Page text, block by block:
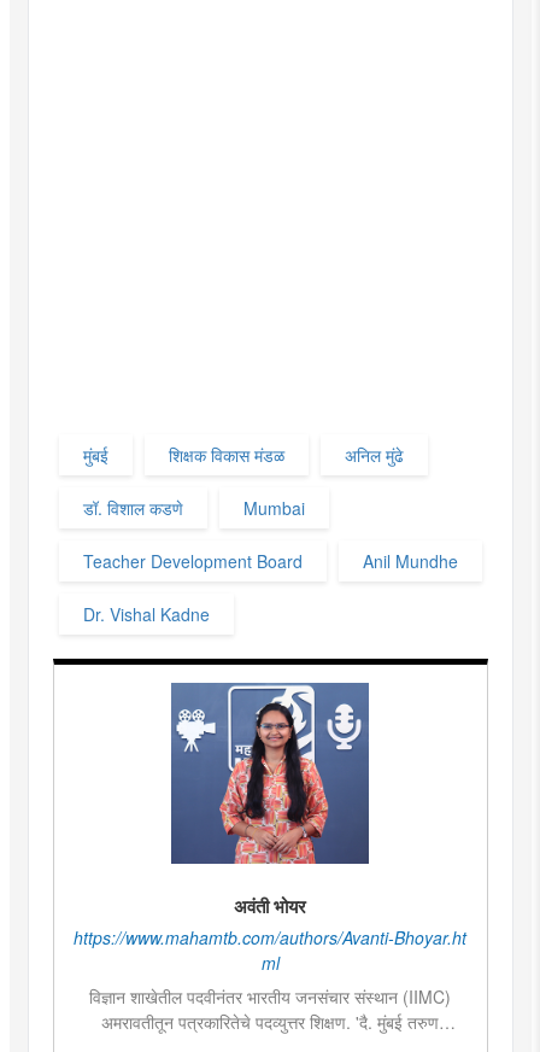
मुंबई शिक्षक विकास मंडळ अनिल मुंढे
डॉ. विशाल कडणे Mumbai
Teacher Development Board Anil Mundhe
Dr. Vishal Kadne
अवंती भोयर
https://www.mahamtb.com/authors/Avanti-Bhoyar.ht
ml
विज्ञान शाखेतील पदवीनंतर भारतीय जनसंचार संस्थान (IIMC)
अमरावतीतून पत्रकारितेचे पदव्युत्तर शिक्षण. 'दै. मुंबई तरुण